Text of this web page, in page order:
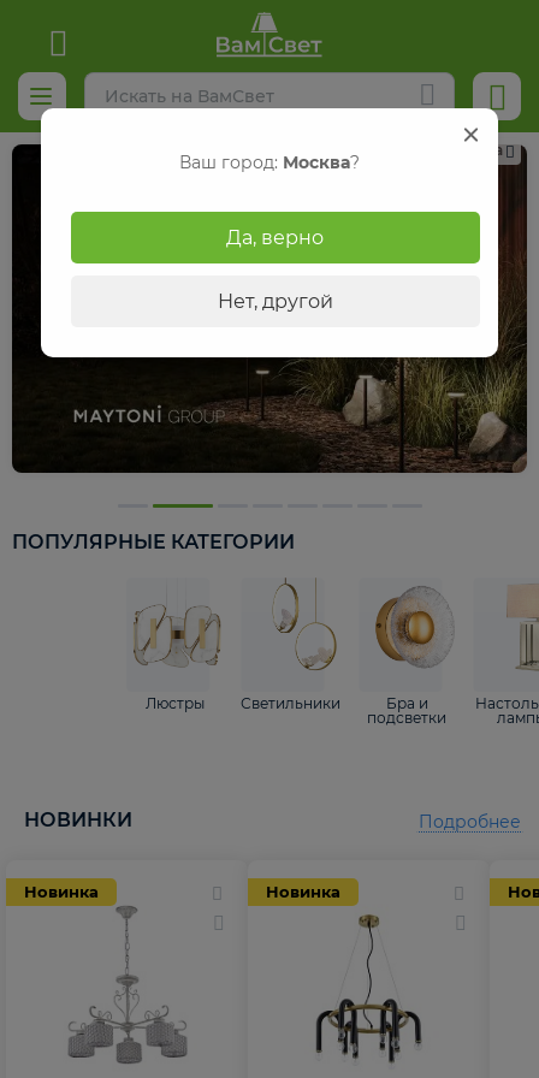
Реклама
ПОПУЛЯРНЫЕ КАТЕГОРИИ
Люстры Светильники
Бра и
подсветки
НОВИНКИ
Новинка Новинка
Подробнее
Ваш город: Москва?
Да, верно
Нет, другой